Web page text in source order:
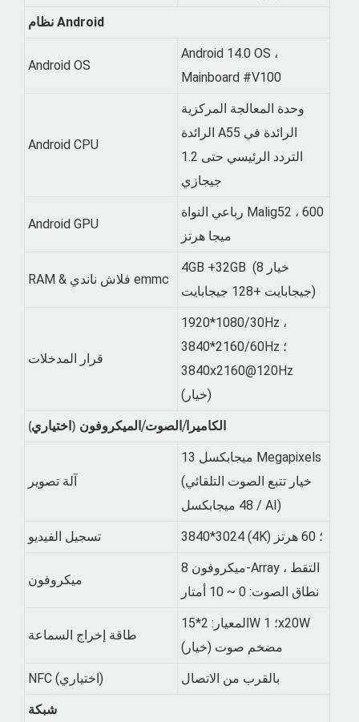
نظام Android
Android OS
Android 14.0 OS ،
Mainboard #V100
Android CPU
وحدة المعالجة المركزية
الرائدة A55 الرائدة في
التردد الرئيسي حتى 1.2
جيجازي
Android GPU
رباعي النواة Malig52 ، 600
ميجا هرتز
RAM & فلاش ناندي emmc
4GB +32GB (خيار 8
جيجابايت +128 جيجابايت)
قرار المدخلات
1920*1080/30Hz ،
3840*2160/60Hz ؛
3840x2160@120Hz
(خيار)
الكاميرا/الصوت/الميكروفون (اختياري)
آلة تصوير
13 ميجابكسل Megapixels
(خيار تتبع الصوت التلقائي
48 ميجابكسل / AI)
تسجيل الفيديو 3840*3024 (4K) ؛ 60 هرتز
ميكروفون
ميكروفون 8-Array ، التقط
نطاق الصوت: 0 ~ 10 أمتار
طاقة إخراج السماعة
المعيار: 2*15W ؛ 1x20W
مضخم صوت (خيار)
NFC (اختياري) بالقرب من الاتصال
شبكة